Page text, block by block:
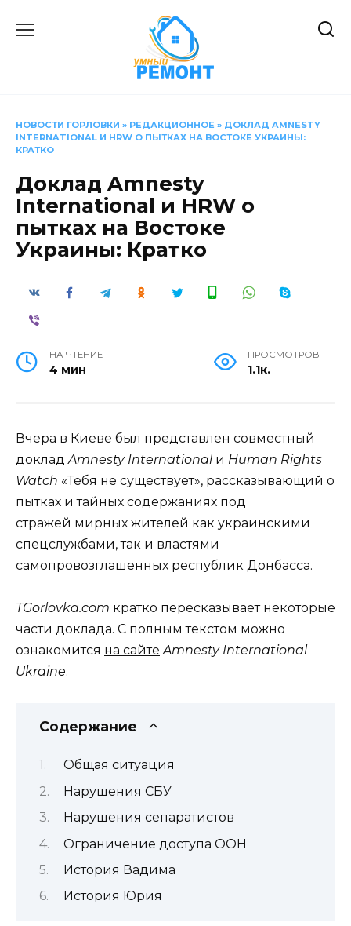
НОВОСТИ ГОРЛОВКИ » РЕДАКЦИОННОЕ » ДОКЛАД AMNESTY
INTERNATIONAL И HRW О ПЫТКАХ НА ВОСТОКЕ УКРАИНЫ:
КРАТКО
Доклад Amnesty
International и HRW о
пытках на Востоке
Украины: Кратко
НА ЧТЕНИЕ
4 мин
ПРОСМОТРОВ
1.1к.
Вчера в Киеве был представлен совместный
доклад Amnesty Internationalи Human Rights
Watch «Тебя не существует», рассказывающий о
пытках и тайных содержаниях под
стражей мирных жителей как украинскими
спецслужбами, так и властями
самопровозглашенных республик Донбасса.
TGorlovka.com кратко пересказывает некоторые
части доклада. С полным текстом можно
ознакомится на сайте Amnesty International
Ukraine.
Содержание
Общая ситуация
Нарушения СБУ
Нарушения сепаратистов
Ограничение доступа ООН
История Вадима
История Юрия